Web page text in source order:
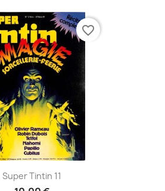
Super Tintin 11
favorite_border